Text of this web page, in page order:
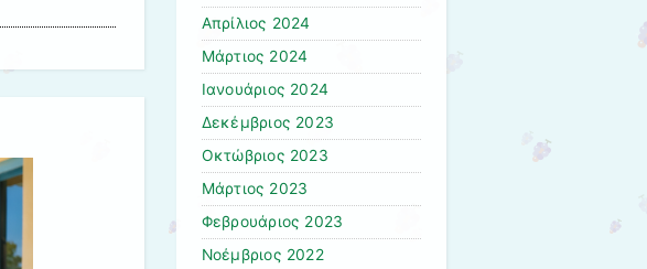
Απρίλιος 2024
Μάρτιος 2024
Ιανουάριος 2024
Δεκέμβριος 2023
Οκτώβριος 2023
Μάρτιος 2023
Φεβρουάριος 2023
Νοέμβριος 2022